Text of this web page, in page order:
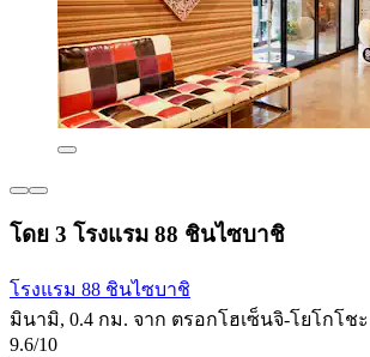
โดย 3 โรงแรม 88 ชินไซบาชิ
โรงแรม 88 ชินไซบาชิ
มินามิ, 0.4 กม. จาก ตรอกโฮเซ็นจิ-โยโกโชะ
9.6/10